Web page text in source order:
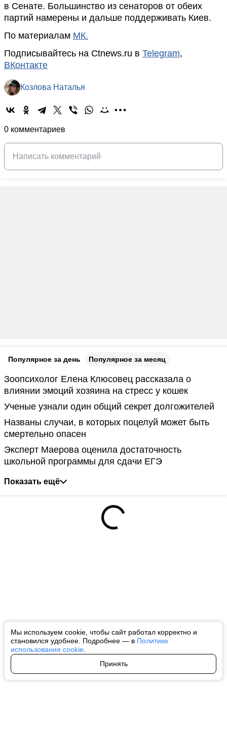
Мы используем cookie, чтобы сайт работал корректно и
становился удобнее. Подробнее — в Политике
использования cookie
Принять
в Сенате. Большинство из сенаторов от обеих
партий намерены и дальше поддерживать Киев.
По материалам МК.
Подписывайтесь на Ctnews.ru в Telegram,
ВКонтакте
Козлова Наталья
0 комментариев
Популярное за день Популярное за месяц
Зоопсихолог Елена Клюсовец рассказала о
влиянии эмоций хозяина на стресс у кошек
Ученые узнали один общий секрет долгожителей
Названы случаи, в которых поцелуй может быть
смертельно опасен
Эксперт Маерова оценила достаточность
школьной программы для сдачи ЕГЭ
Показать ещё